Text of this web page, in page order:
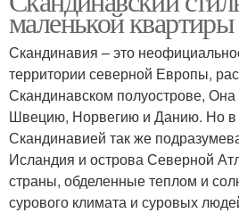
Квартира в
скандинавском стиле
Апартаменты в
скандинавском стиле
маленькой квартиры
Скандинавия – это
территории северной Европы,
Скандинавском полуострове, Она
Швецию, Норвегию и Данию. Но
Скандинавией так же
Исландия и острова Северной
страны, обделенные теплом и
сурового климата и суровых